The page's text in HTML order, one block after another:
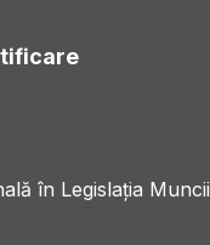
în Legislația Muncii